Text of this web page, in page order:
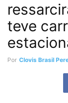
teve
Por Clovis Brasil